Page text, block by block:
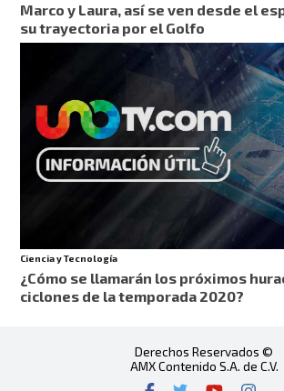
Marco y Laura, así se ven desde el
su trayectoria por el Golfo
Ciencia y Tecnología
¿Cómo se llamarán los próximos
ciclones de la temporada 2020?
Derechos Reservados ©
AMX Contenido S.A. de C.V.